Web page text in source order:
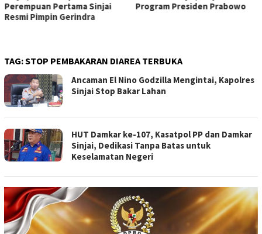
Program Presiden Prabowo
untuk GOR Sinjai, Guyonan ke
TAG:STOP PEMBAKARAN DIAREA TERBUKA
Ancaman El Nino Godzilla Mengintai, Kapolres
Sinjai Stop Bakar Lahan
HUT Damkar ke-107, Kasatpol PP dan Damkar
Sinjai, Dedikasi Tanpa Batas untuk
Keselamatan Negeri